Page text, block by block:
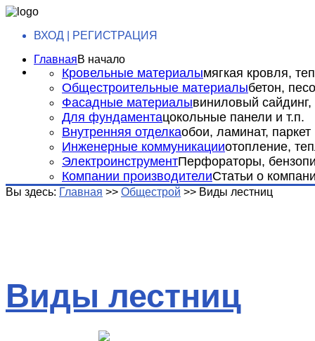
ВХОД | РЕГИСТРАЦИЯ
ГлавнаяВ начало
Кровельные материалымягкая кровля,
Общестроительные материалыбетон,
Фасадные материалывиниловый сайдинг,
Для фундаментацокольные панели и т.п.
Внутренняя отделкаобои, ламинат, паркет
Инженерные коммуникацииотопление,
ЭлектроинструментПерфораторы,
Компании производителиСтатьи о
Вы здесь: Главная >> Общестрой >> Виды лестниц
Виды лестниц